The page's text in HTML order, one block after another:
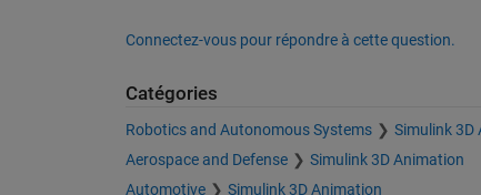
Connectez-vous pour répondre à cette question.
Catégories
Robotics and Autonomous Systems
Simulink 3D
Aerospace and Defense
Simulink 3D Animation
Automotive
Simulink 3D Animation